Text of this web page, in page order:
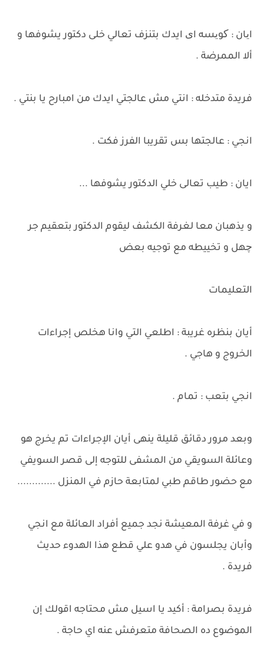
ایان : کویسه ای ايدك بتنزف تعالي خلى دكتور يشوفها و
ألا الممرضة .
فريدة متدخله : انتي مش عالجتي ايدك من امبارح يا بنتي .
انجي : عالجتها بس تقريبا الفرز فكت .
ايان : طيب تعالى خلي الدكتور يشوفها ...
و يذهبان معا لغرفة الكشف ليقوم الدكتور بتعقيم جر
چهل و تخييطه مع توجيه بعض
التعليمات
أيان بنظره غريبة : اطلعي التي وانا هخلص إجراءات
الخروج و هاجي .
انجي بتعب : تمام .
وبعد مرور دقائق قليلة ينهى أيان الإجراءات تم يخرج هو
وعائلة السويقي من المشفى للتوجه إلى قصر السويفي
مع حضور طاقم طبي لمتابعة حازم في المنزل .............
و في غرفة المعيشة نجد جميع أفراد العائلة مع انجي
وأبان يجلسون في هدو علي قطع هذا الهدوء حديث
فريدة .
فريدة بصرامة : أكيد يا اسيل مش محتاجه اقولك إن
الموضوع ده الصحافة متعرفش عنه اي حاجة .